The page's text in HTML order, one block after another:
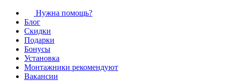
Нужна помощь?
Блог
Скидки
Подарки
Бонусы
Установка
Монтажники рекомендуют
Вакансии